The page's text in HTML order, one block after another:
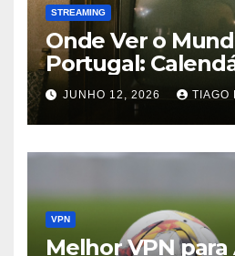
STREAMING
Onde Ver o
Portugal:
JUNHO 12, 2026 TIAGO
VPN
Melhor VPN